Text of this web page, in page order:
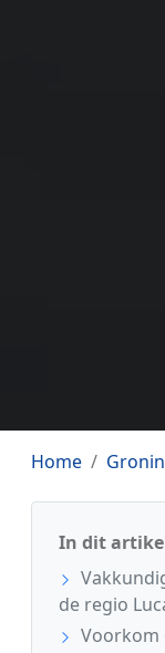
Home
In dit
de regio
Voorkom